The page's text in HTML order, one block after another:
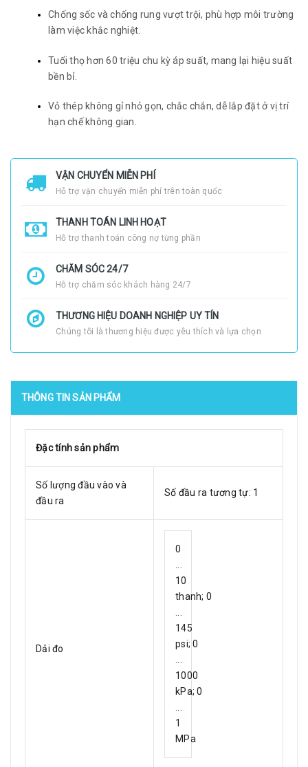
Chống sốc và chống rung vượt trội, phù hợp môi trường
làm việc khắc nghiệt.
Tuổi thọ hơn 60 triệu chu kỳ áp suất, mang lại hiệu suất
bền bỉ.
Vỏ thép không gỉ nhỏ gọn, chắc chắn, dễ lắp đặt ở vị trí
hạn chế không gian.
VẬN CHUYỂN MIỄN PHÍ
Hỗ trợ vận chuyển miễn phí trên toàn quốc
THANH TOÁN LINH HOẠT
Hỗ trợ thanh toán công nợ từng phần
CHĂM SÓC 24/7
Hỗ trợ chăm sóc khách hàng 24/7
THƯƠNG HIỆU DOANH NGHIỆP UY TÍN
Chúng tôi là thương hiệu được yêu thích và lựa chọn
THÔNG TIN SẢN PHẨM
Đặc tính sản phẩm
Số lượng đầu vào và
đầu ra
Số đầu ra tương tự: 1
Dải đo
0
10
thanh; 0
145
psi; 0
1000
kPa; 0
1
MPa